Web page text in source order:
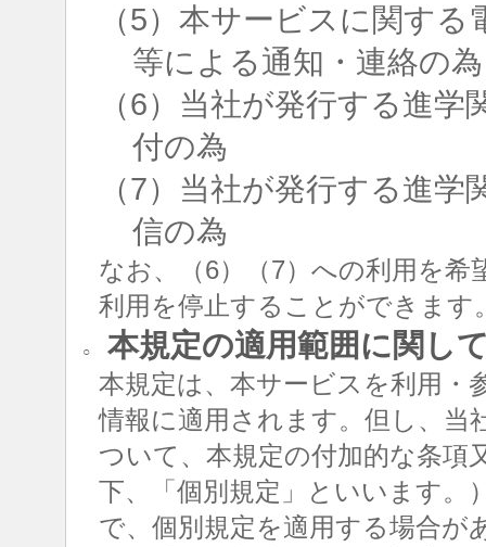
（5）本サービスに関す
等による通知・連絡の為
（6）当社が発行する進
付の為
（7）当社が発行する進
信の為
なお、（6）（7）への利用を
利用を停止することができます
○ 本規定の適用範囲に関し
本規定は、本サービスを利用・
情報に適用されます。但し、当
ついて、本規定の付加的な条項
下、「個別規定」といいます。
で、個別規定を適用する場合が